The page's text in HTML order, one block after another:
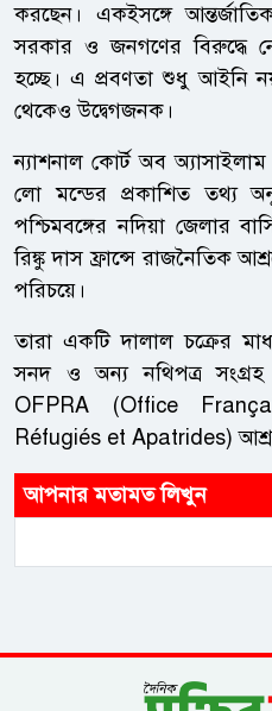
করছেন। একইসঙ্গে
সরকার ও জনগণের বিরুদ্ধে
হচ্ছে। এ প্রবণতা শুধু আইনি
থেকেও উদ্বেগজনক।
ন্যাশনাল কোর্ট অব
লো মন্ডের প্রকাশিত তথ্য
পশ্চিমবঙ্গের নদিয়া জেলার
রিঙ্কু দাস ফ্রান্সে রাজনৈতিক
পরিচয়ে।
তারা একটি দালাল চক্রের
সনদ ও অন্য নথিপত্র সংগ্রহ
OFPRA (Office
Réfugiés et Apatrides)
আপনার মতামত লিখুন